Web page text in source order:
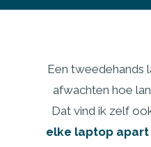
Een tweedehands
afwachten hoe
Dat vind ik zelf
elke laptop apart